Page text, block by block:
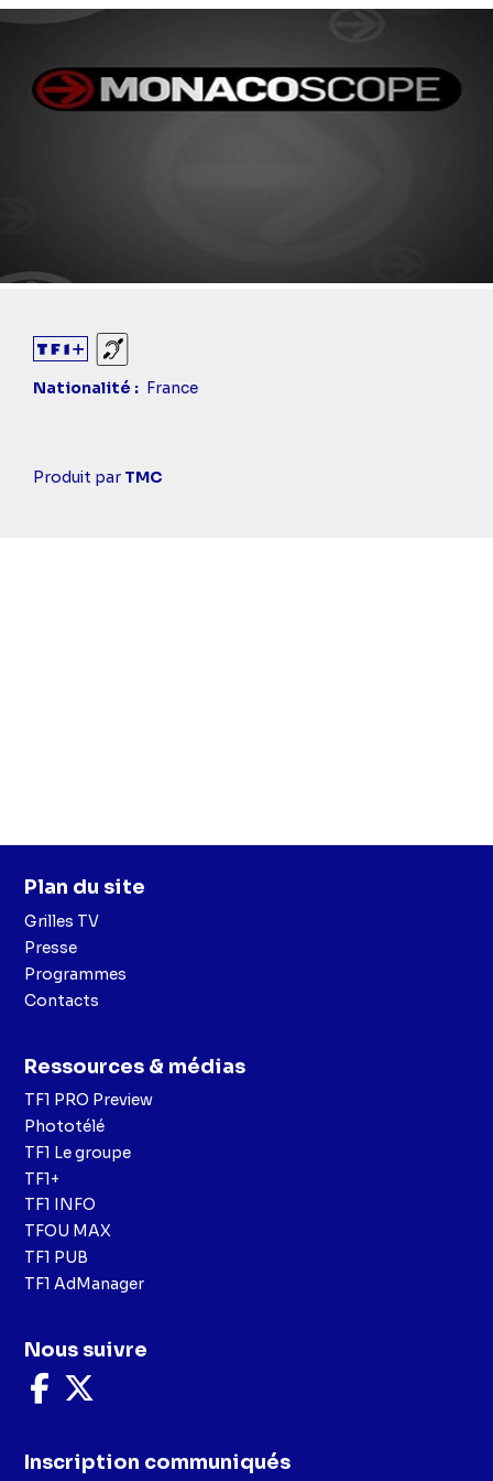
Sourds et malentendants
Nationalité
France
Casting
Produit par TMC
Plan du site
Grilles TV
Presse
Programmes
Contacts
Ressources & médias
TF1 PRO Preview
Phototélé
TF1 Le groupe
TF1+
TF1 INFO
TFOU MAX
TF1 PUB
TF1 AdManager
Nous suivre
Nous
suivre
Facebook
X
Inscription communiqués